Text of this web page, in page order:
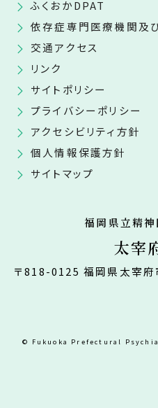
ふくおかDPAT
依存症専門医療機関及
交通アクセス
リンク
サイトポリシー
プライバシーポリシー
アクセシビリティ方針
個人情報保護方針
サイトマップ
福岡県立精
太宰
〒818-0125 福岡県太宰
© Fukuoka Prefectural